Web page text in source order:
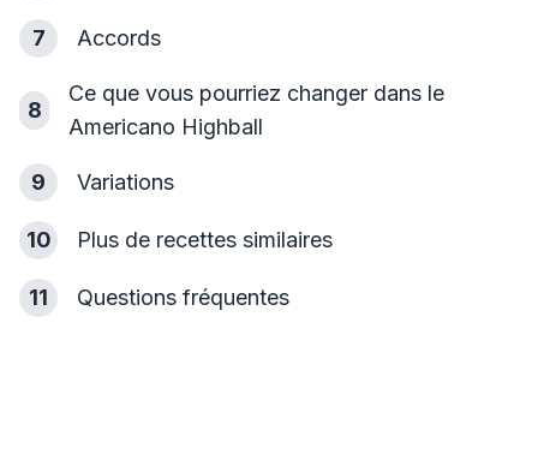
7 Accords
8
Ce que vous pourriez changer dans le
Americano Highball
9 Variations
10 Plus de recettes similaires
11 Questions fréquentes